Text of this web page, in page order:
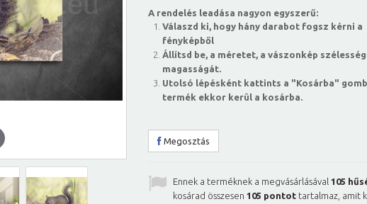
A rendelés leadása nagyon egyszerű:
Válaszd ki, hogy hány darabot fogsz kérni a
fényképből
Állítsd be, a méretet, a vászonkép
magasságát.
Utolsó lépésként kattints a "Kosárba"
termék ekkor kerül a kosárba.
Megosztás
Ennek a terméknek a megvásárlásával 105
kosárad összesen 105 pontot tartalmaz, amit